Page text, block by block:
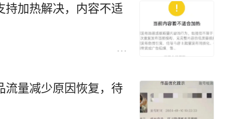
持加热解决，内容不适
流量减少原因恢复，待